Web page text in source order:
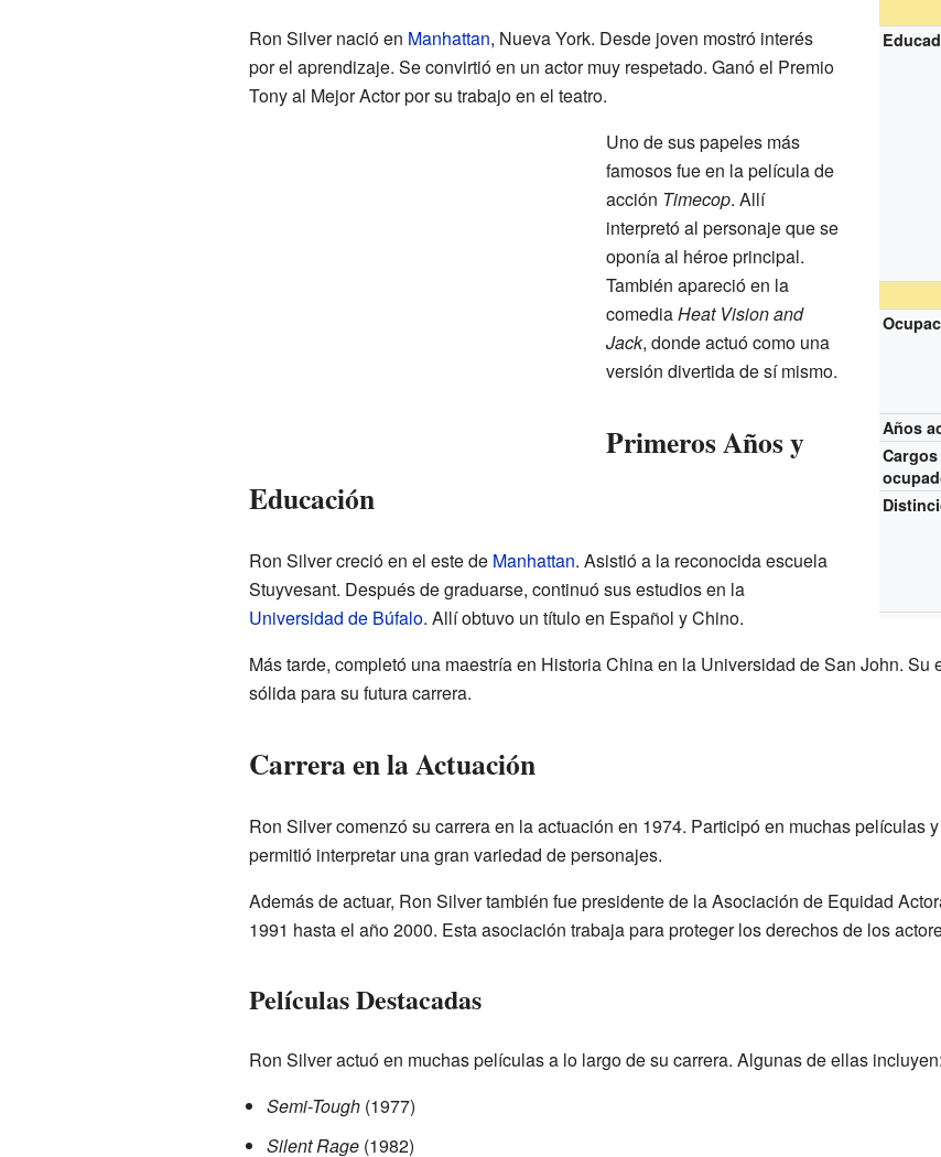
Años
Cargos
Ron Silver nació en Manhattan, Nueva York. Desde joven mostró interés
por el aprendizaje. Se convirtió en un actor muy respetado. Ganó el Premio
Tony al Mejor Actor por su trabajo en el teatro.
Uno de sus papeles más
famosos fue en la película de
acción Timecop. Allí
interpretó al personaje que se
oponía al héroe principal.
También apareció en la
comediaHeat Vision and
Jack, donde actuó como una
versión divertida de sí mismo.
Primeros Años y
Educación
Ron Silver creció en el este de Manhattan. Asistió a la reconocida escuela
Stuyvesant. Después de graduarse, continuó sus estudios en la
Universidad de Búfalo. Allí obtuvo un título en Español y Chino.
Más tarde, completó una maestría en Historia China en la Universidad de San John.
sólida para su futura carrera.
Carrera en la Actuación
Ron Silver comenzó su carrera en la actuación en 1974. Participó en muchas películas
permitió interpretar una gran variedad de personajes.
Además de actuar, Ron Silver también fue presidente de la Asociación de Equidad
1991 hasta el año 2000. Esta asociación trabaja para proteger los derechos de los
Películas Destacadas
Ron Silver actuó en muchas películas a lo largo de su carrera. Algunas de ellas incluyen:
Semi-Tough(1977)
Silent Rage(1982)